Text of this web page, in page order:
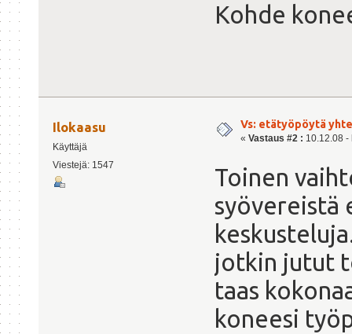
Kohde
Ilokaasu
Käyttäjä
Viestejä: 1547
Vs: etätyöpöytä
« Vastaus #2 : 10.12.08 -
Toinen
syövereistä
jotkin jutut
taas
koneesi